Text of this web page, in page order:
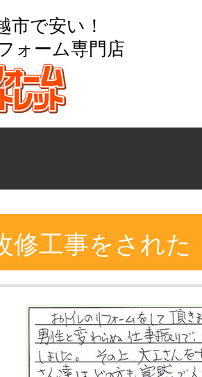
市で安い！
ォーム専門店
修工事をされ